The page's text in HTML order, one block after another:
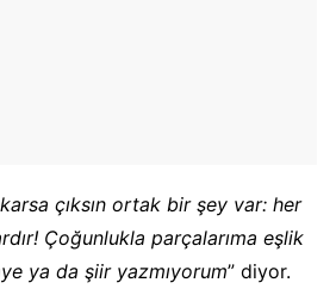
çıksın ortak bir şey var: her
Çoğunlukla parçalarıma eşlik
ya da şiir yazmıyorum” diyor.